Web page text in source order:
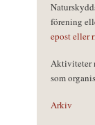
förening
epost eller
Aktiviteter
som
Arkiv